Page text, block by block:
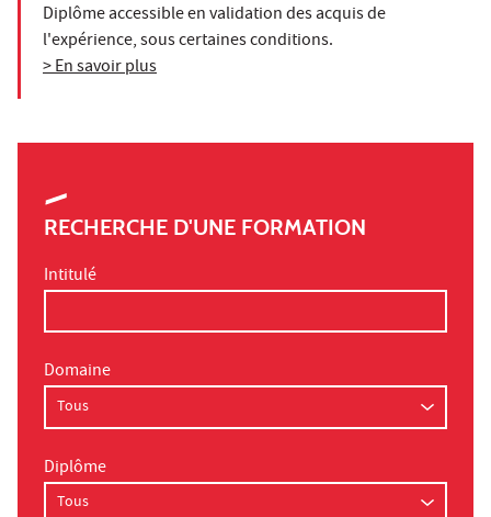
Diplôme accessible en validation des acquis de
l'expérience, sous certaines conditions.
> En savoir plus
RECHERCHE D'UNE FORMATION
Intitulé
Domaine
Diplôme